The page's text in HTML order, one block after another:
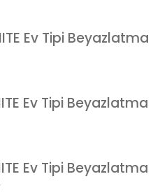
Ev Tipi Beyazlatma
Ev Tipi Beyazlatma
Ev Tipi Beyazlatma